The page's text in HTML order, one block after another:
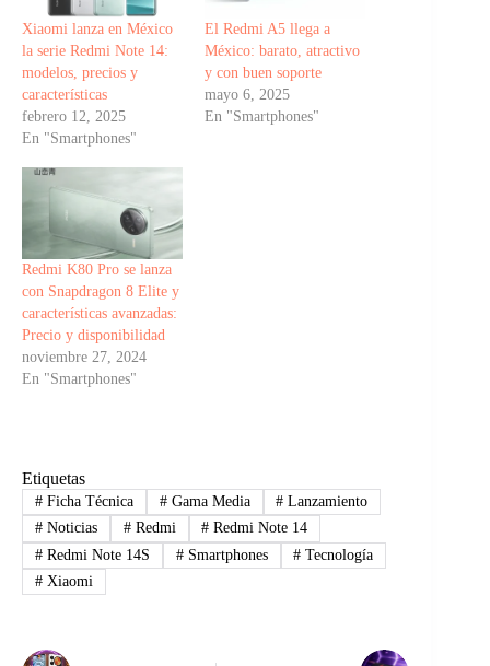
Xiaomi lanza en México
la serie Redmi Note 14:
modelos, precios y
características
febrero 12, 2025
En "Smartphones"
El Redmi A5 llega a
México: barato, atractivo
y con buen soporte
mayo 6, 2025
En "Smartphones"
Redmi K80 Pro se lanza
con Snapdragon 8 Elite y
características avanzadas:
Precio y disponibilidad
noviembre 27, 2024
En "Smartphones"
Etiquetas
#Ficha Técnica #Gama Media # Lanzamiento
#Noticias #Redmi # Redmi Note 14
#Redmi Note 14S #Smartphones # Tecnología
#Xiaomi